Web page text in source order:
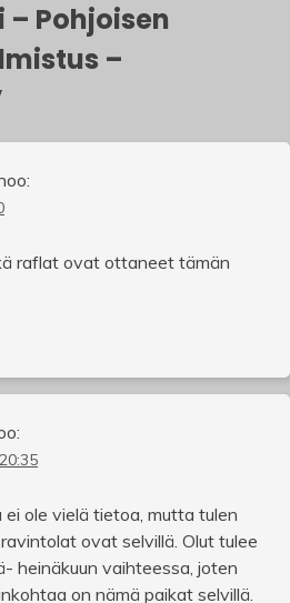
– Pohjoisen
–
raflat ovat ottaneet tämän
ole vielä tietoa, mutta tulen
ovat selvillä. Olut tulee
heinäkuun vaihteessa, joten
on nämä paikat selvillä.